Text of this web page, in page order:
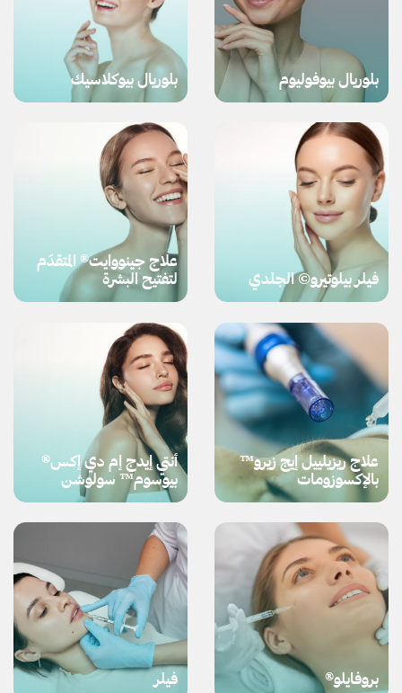
بلوريال بيوفوليوم بلوريال بيوكلاسيك
فيلر بيلوتيرو© الجلدي
علاج جينووايت® المتقدّم
لتفتيح البشرة
علاج ريزيلييل إيج زيرو™
بالإكسوزومات
أنتي إيدج إم دي إكس®
بيوسوم™ سولوشن
بروفايلو® فيلر